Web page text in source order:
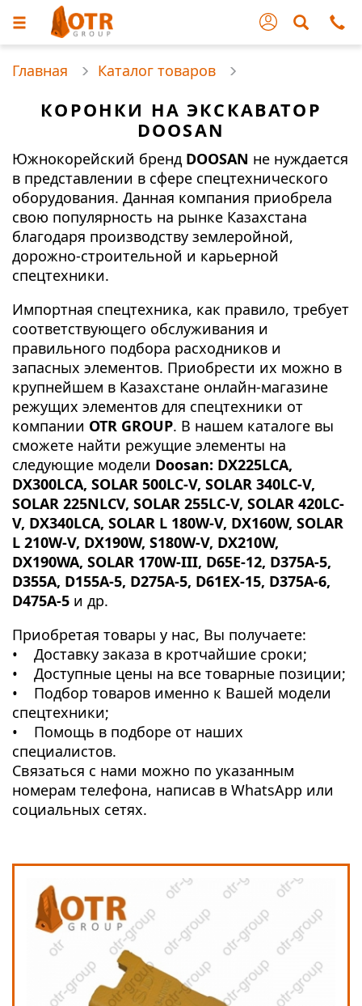
Главная Каталог товаров
КОРОНКИ НА ЭКСКАВАТОР
DOOSAN
Южнокорейский бренд DOOSAN не нуждается
в представлении в сфере спецтехнического
оборудования. Данная компания приобрела
свою популярность на рынке Казахстана
благодаря производству землеройной,
дорожно-строительной и карьерной
спецтехники.
Импортная спецтехника, как правило, требует
соответствующего обслуживания и
правильного подбора расходников и
запасных элементов. Приобрести их можно в
крупнейшем в Казахстане онлайн-магазине
режущих элементов для спецтехники от
компании OTR GROUP. В нашем каталоге вы
сможете найти режущие элементы на
следующие модели Doosan: DX225LCA,
DX300LCA, SOLAR 500LC-V, SOLAR 340LC-V,
SOLAR 225NLCV, SOLAR 255LC-V, SOLAR 420LC-
V, DX340LCA, SOLAR L 180W-V, DX160W, SOLAR
L 210W-V, DX190W, S180W-V, DX210W,
DX190WA, SOLAR 170W-III, D65E-12, D375A-5,
D355A, D155A-5, D275A-5, D61EX-15, D375A-6,
D475A-5 и др.
Приобретая товары у нас, Вы получаете:
• Доставку заказа в кротчайшие сроки;
• Доступные цены на все товарные позиции;
• Подбор товаров именно к Вашей модели
спецтехники;
• Помощь в подборе от наших
специалистов.
Связаться с нами можно по указанным
номерам телефона, написав в WhatsApp или
социальных сетях.